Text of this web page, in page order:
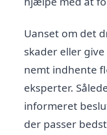
Uanset om det
skader eller
nemt indhente
eksperter.
informeret
der passer